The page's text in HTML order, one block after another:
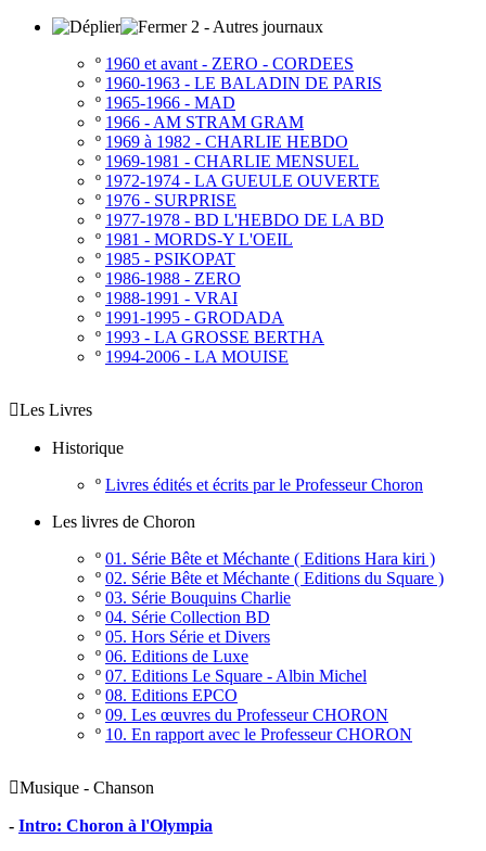
2 - Autres journaux
º 1960 et avant - ZERO - CORDEES
º 1960-1963 - LE BALADIN DE PARIS
º 1965-1966 - MAD
º 1966 - AM STRAM GRAM
º 1969 à 1982 - CHARLIE HEBDO
º 1969-1981 - CHARLIE MENSUEL
º 1972-1974 - LA GUEULE OUVERTE
º 1976 - SURPRISE
º 1977-1978 - BD L'HEBDO DE LA BD
º 1981 - MORDS-Y L'OEIL
º 1985 - PSIKOPAT
º 1986-1988 - ZERO
º 1988-1991 - VRAI
º 1991-1995 - GRODADA
º 1993 - LA GROSSE BERTHA
º 1994-2006 - LA MOUISE
Les Livres
Historique
º Livres édités et écrits par le Professeur Choron
Les livres de Choron
º 01. Série Bête et Méchante ( Editions Hara kiri )
º 02. Série Bête et Méchante ( Editions du Square )
º 03. Série Bouquins Charlie
º 04. Série Collection BD
º 05. Hors Série et Divers
º 06. Editions de Luxe
º 07. Editions Le Square - Albin Michel
º 08. Editions EPCO
º 09. Les œuvres du Professeur CHORON
º 10. En rapport avec le Professeur CHORON
Musique - Chanson
- Intro: Choron à l'Olympia